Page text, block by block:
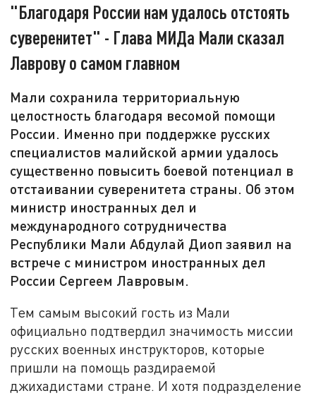
"Благодаря России нам удалось отстоять
суверенитет" - Глава МИДа Мали сказал
Лаврову о самом главном
Мали сохранила территориальную
целостность благодаря весомой помощи
России. Именно при поддержке русских
специалистов малийской армии удалось
существенно повысить боевой потенциал в
отстаивании суверенитета страны. Об этом
министр иностранных дел и
международного сотрудничества
Республики Мали Абдулай Диоп заявил на
встрече с министром иностранных дел
России Сергеем Лавровым.
Тем самым высокий гость из Мали
официально подтвердил значимость миссии
русских военных инструкторов, которые
пришли на помощь раздираемой
джихадистами стране. И хотя подразделение